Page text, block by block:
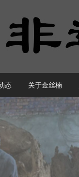
态 关于金丝楠